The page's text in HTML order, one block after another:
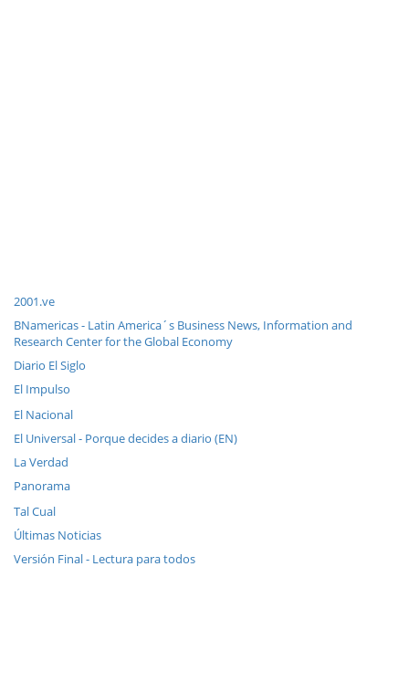
2001.ve
BNamericas - Latin America´s Business News, Information and
Research Center for the Global Economy
Diario El Siglo
El Impulso
El Nacional
El Universal - Porque decides a diario (EN)
La Verdad
Panorama
Tal Cual
Últimas Noticias
Versión Final - Lectura para todos